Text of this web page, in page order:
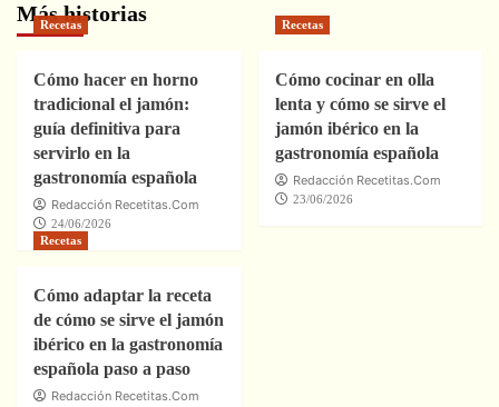
Más historias
Recetas
Cómo hacer en horno
tradicional el jamón:
guía definitiva para
servirlo en la
gastronomía española
Redacción Recetitas.Com
24/06/2026
Recetas
Cómo cocinar en olla
lenta y cómo se sirve el
jamón ibérico en la
gastronomía española
Redacción Recetitas.Com
23/06/2026
Recetas
Cómo adaptar la receta
de cómo se sirve el jamón
ibérico en la gastronomía
española paso a paso
Redacción Recetitas.Com